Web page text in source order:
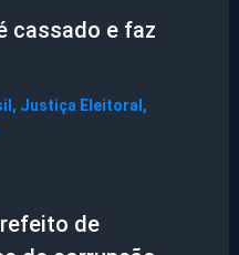
cassado e faz
, Justiça Eleitoral ,
de